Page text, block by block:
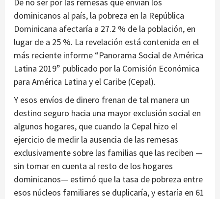
De no ser por las remesas que envían los
dominicanos al país, la pobreza en la República
Dominicana afectaría a 27.2 % de la población, en
lugar de a 25 %. La revelación está contenida en el
más reciente informe “Panorama Social de América
Latina 2019” publicado por la Comisión Económica
para América Latina y el Caribe (Cepal).
Y esos envíos de dinero frenan de tal manera un
destino seguro hacia una mayor exclusión social en
algunos hogares, que cuando la Cepal hizo el
ejercicio de medir la ausencia de las remesas
exclusivamente sobre las familias que las reciben —
sin tomar en cuenta al resto de los hogares
dominicanos— estimó que la tasa de pobreza entre
esos núcleos familiares se duplicaría, y estaría en 61